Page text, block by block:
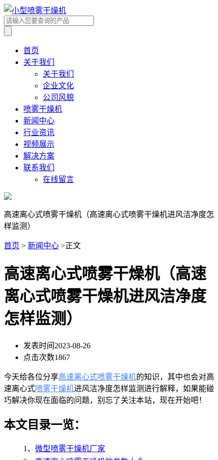
首页
关于我们
关于我们
企业文化
公司风貌
喷雾干燥机
新闻中心
行业资讯
视频展示
解决方案
联系我们
在线留言
高速离心式喷雾干燥机（高速离心式喷雾干燥机进风洁净度怎
样监测）
首页 > 新闻中心 >正文
高速离心式喷雾干燥机（高速
离心式喷雾干燥机进风洁净度
怎样监测）
发表时间 2023-08-26
点击次数1867
今天给各位分享高速离心式喷雾干燥机的知识，其中也会对高
速离心式喷雾干燥机进风洁净度怎样监测进行解释，如果能碰
巧解决你现在面临的问题，别忘了关注本站，现在开始吧！
本文目录一览：
1、 微型喷雾干燥机厂家